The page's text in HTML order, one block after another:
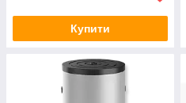
Купити